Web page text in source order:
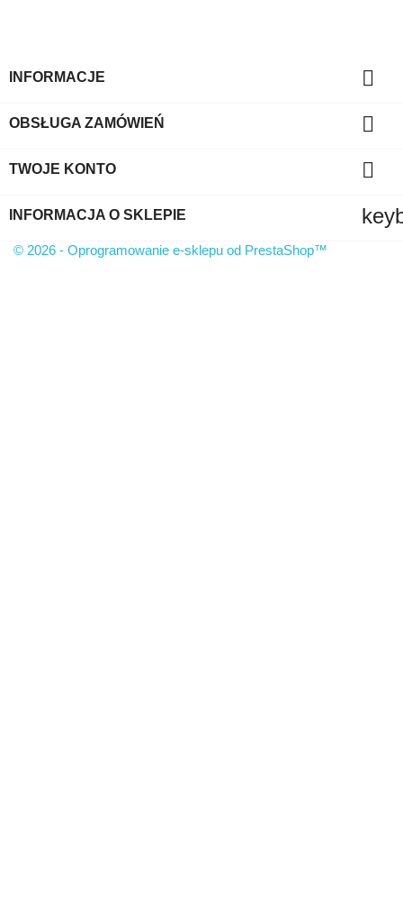
INFORMACJE 
OBSŁUGA ZAMÓWIEŃ 
TWOJE KONTO 
INFORMACJA O SKLEPIE
© 2026 - Oprogramowanie e-sklepu od PrestaShop™